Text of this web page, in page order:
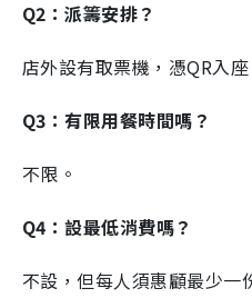
Q2：派籌安排？
店外設有取票機，憑QR入座
Q3：有限用餐時間嗎？
不限。
Q4：設最低消費嗎？
不設，但每人須惠顧最少一